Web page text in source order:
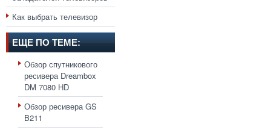
Как выбрать телевизор
ЕЩЕ ПО ТЕМЕ:
Обзор спутникового
ресивера Dreambox
DM 7080 HD
Обзор ресивера GS
B211